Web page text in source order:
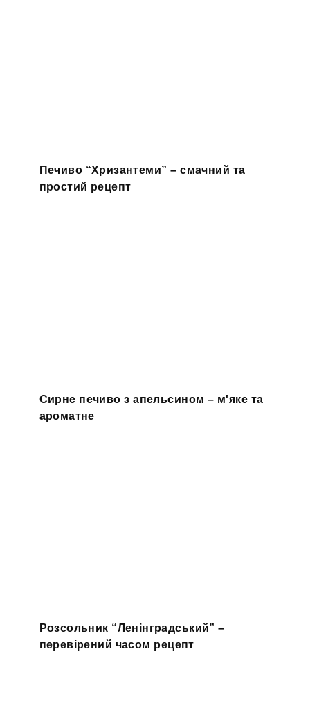
Печиво “Хризантеми” – смачний та
простий рецепт
Сирне печиво з апельсином – м'яке та
ароматне
Розсольник “Ленінградський” –
перевірений часом рецепт